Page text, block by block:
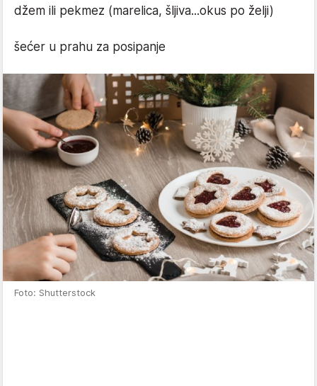
džem ili pekmez (marelica, šljiva...okus po želji)
šećer u prahu za posipanje
Foto: Shutterstock